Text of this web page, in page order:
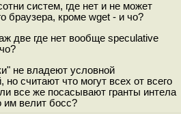
систем, где нет и не может
браузера, кроме wget - и чо?
две где нет вообще speculative
не владеют условной
но считают что могут всех от всего
все же посасывают гранты интела
им велит босс?